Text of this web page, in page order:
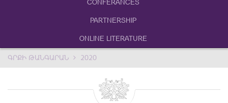
CONFERANCES
PARTNERSHIP
ONLINE LITERATURE
ԳՐՔԻ ԹԱՆԳԱՐԱՆ 2020